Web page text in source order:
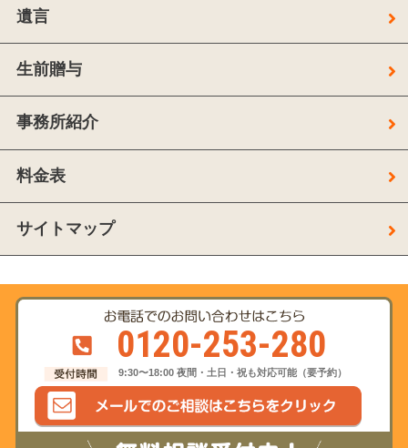
遺言
生前贈与
事務所紹介
料金表
サイトマップ
0120-253-280
9:30〜18:00 夜間・土日・祝も対応可能（要予約）